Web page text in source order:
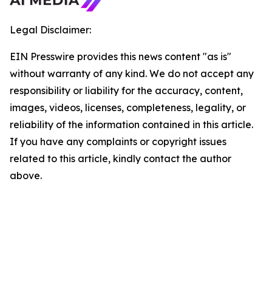
Legal Disclaimer:
EIN Presswire provides this news content "as is"
without warranty of any kind. We do not accept any
responsibility or liability for the accuracy, content,
images, videos, licenses, completeness, legality, or
reliability of the information contained in this article.
If you have any complaints or copyright issues
related to this article, kindly contact the author
above.